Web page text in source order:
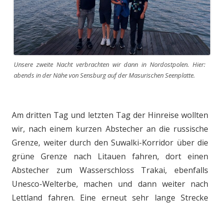
Unsere zweite Nacht verbrachten wir dann in Nordostpolen. Hier:
abends in der Nähe von Sensburg auf der Masurischen Seenplatte.
Am dritten Tag und letzten Tag der Hinreise wollten
wir, nach einem kurzen Abstecher an die russische
Grenze, weiter durch den Suwalki-Korridor über die
grüne Grenze nach Litauen fahren, dort einen
Abstecher zum Wasserschloss Trakai, ebenfalls
Unesco-Welterbe, machen und dann weiter nach
Lettland fahren. Eine erneut sehr lange Strecke